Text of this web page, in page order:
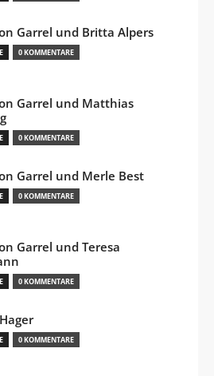
Garrel und Britta Alpers
0 KOMMENTARE
Garrel und Matthias
0 KOMMENTARE
Garrel und Merle Best
0 KOMMENTARE
Garrel und Teresa
0 KOMMENTARE
0 KOMMENTARE